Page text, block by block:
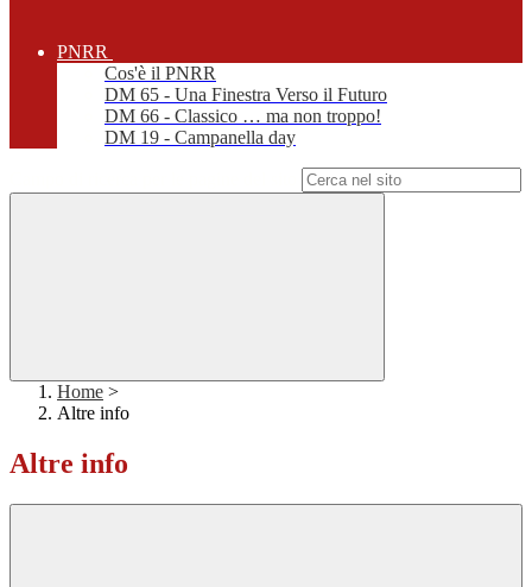
PNRR
Cos'è il PNRR
DM 65 - Una Finestra Verso il Futuro
DM 66 - Classico … ma non troppo!
DM 19 - Campanella day
Home >
Altre info
Altre info